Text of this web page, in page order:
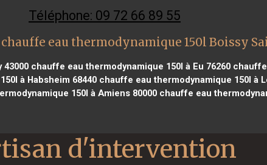
Téléphone: 09 72 66 89 55
eau thermodynamique 150l Boissy
chauffe eau thermodynamique 150l à Eu 76260chauffe
à Habsheim 68440 chauffe eau thermodynamique 150l à
150l à Amiens 80000chauffe eau
d'intervention